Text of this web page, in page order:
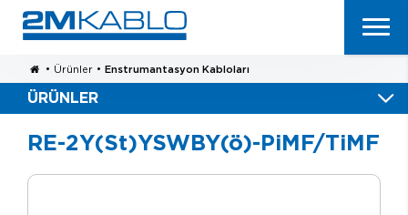
• Ürünler • Enstrumantasyon Kabloları
ÜRÜNLER
RE-2Y(St)YSWBY(ö)-PiMF/TiMF